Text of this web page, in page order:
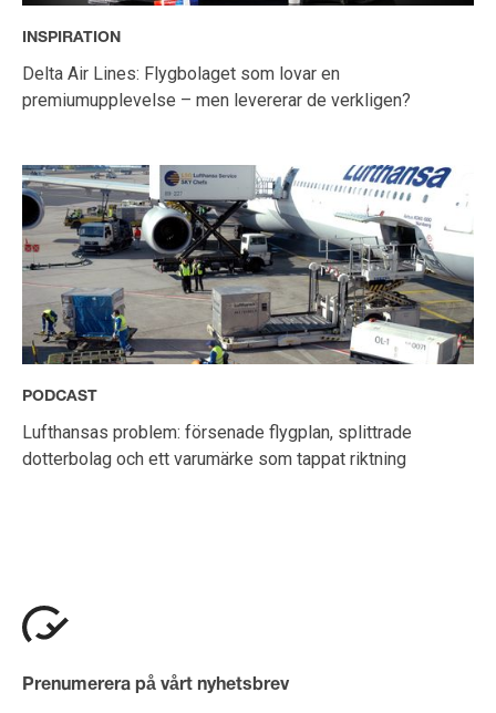
INSPIRATION
Delta Air Lines: Flygbolaget som lovar en
premiumupplevelse – men levererar de verkligen?
PODCAST
Lufthansas problem: försenade flygplan, splittrade
dotterbolag och ett varumärke som tappat riktning
Prenumerera på vårt nyhetsbrev